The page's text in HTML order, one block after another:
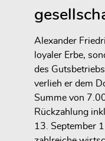
Alexander
loyaler Erbe,
des
verlieh er dem
Summe von
Rückzahlung
13. September